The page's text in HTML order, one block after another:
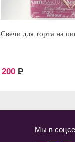
Свечи для торта на
200 Р
Мы в